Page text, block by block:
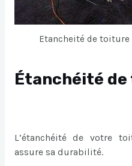
Etancheité de toiture
Étanchéité
L’étanchéité de votre
assure sa durabilité.